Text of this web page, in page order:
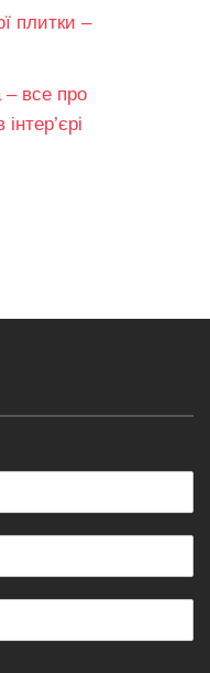
плитки –
– все про